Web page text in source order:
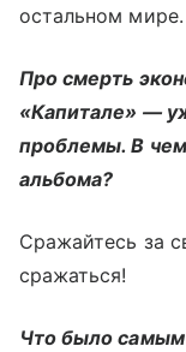
остальном мире.
Про смерть
«Капитале» —
проблемы. В
альбома?
Сражайтесь за
сражаться!
Что было